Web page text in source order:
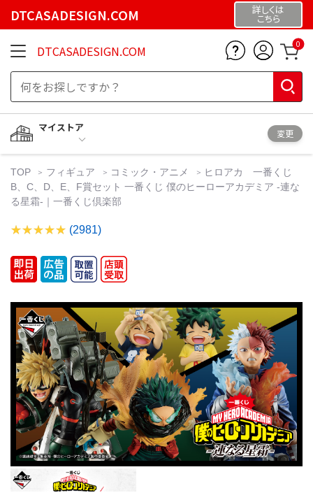
DTCASADESIGN.COM 詳しくは
こちら
DTCASADESIGN.COM 0
マイストア
変更
TOP フィギュア コミック・アニメ
ヒロアカ 一番くじ
B、C、D、E、F賞セット 一番くじ 僕のヒーローアカデミア -連な
る星霜-｜一番くじ倶楽部
(2981)